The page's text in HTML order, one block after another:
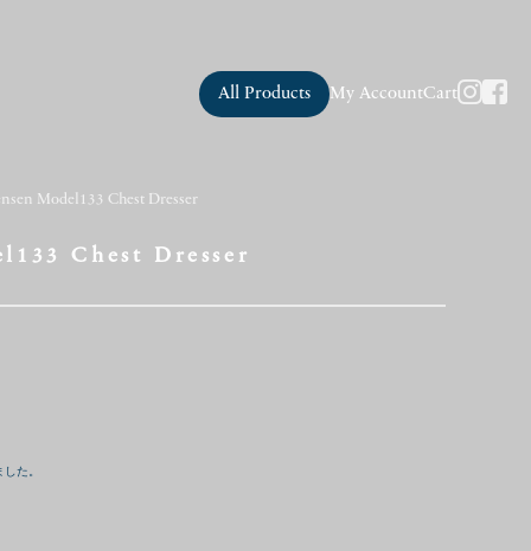
All Products My AccountCart
Model133 Chest Dresser
Chest Dresser
た。